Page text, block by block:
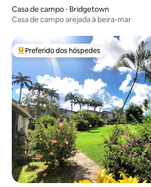
Casa de campo ⋅ Bridgetown
Casa de campo arejada à beira-mar
Entre os melhores preferidos dos
Preferido dos hóspedes